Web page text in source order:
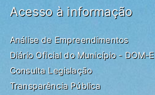
Acesso à informação
Análise de Empreendimentos
Diário Oficial do Município - DOM-E
Consulta Legislação
Transparência Pública